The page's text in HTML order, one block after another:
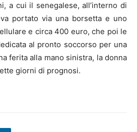
a cui il senegalese, all’interno di
portato via una borsetta e uno
e circa 400 euro, che poi le
al pronto soccorso per una
ferita alla mano sinistra, la donna
giorni di prognosi.